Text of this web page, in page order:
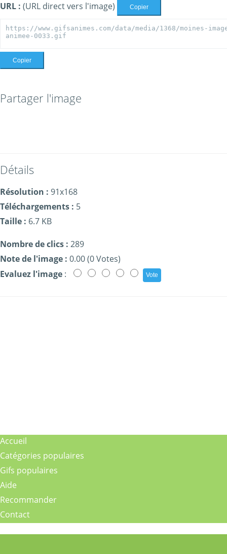
URL : (URL direct vers l'image) Copier
Copier
Partager l'image
Détails
Résolution : 91x168
Téléchargements : 5
Taille : 6.7 KB
Nombre de clics : 289
Note de l'image : 0.00 (0 Votes)
Evaluez l'image :
Accueil
Catégories populaires
Gifs populaires
Aide
Recommander
Contact